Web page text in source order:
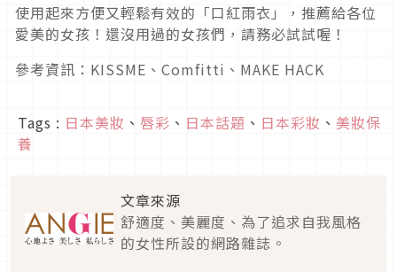
使用起來方便又輕鬆有效的「口紅雨衣」，推薦給各位
愛美的女孩！還沒用過的女孩們，請務必試試喔！
參考資訊：KISSME、Comfitti、MAKE HACK
Tags : 日本美妝 、 唇彩 、 日本話題 、 日本彩妝 、 美妝保
養
文章來源
舒適度、美麗度、為了追求自我風格
的女性所設的網路雜誌。